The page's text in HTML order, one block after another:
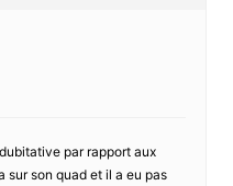
par rapport aux
sur son quad et il a eu pas